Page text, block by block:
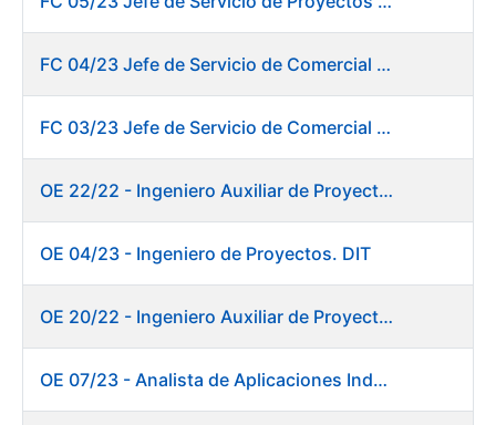
Mostrar/Ocultar
Mostrar/Ocultar
FC 04/23 Jefe de Servicio de Comercial de Productos Gráficos
FC 03/23 Jefe de Servicio de Comercial de Documentos de Identificación y Tarjetas y Servicios Digitales
OE 22/22 - Ingeniero Auxiliar de Proyectos. DIT
OE 04/23 - Ingeniero de Proyectos. DIT
OE 20/22 - Ingeniero Auxiliar de Proyectos. Informática
OE 07/23 - Analista de Aplicaciones Industriales